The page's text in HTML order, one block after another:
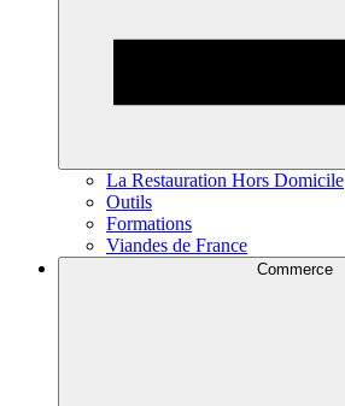
La Restauration Hors Domicile
Outils
Formations
Viandes de France
Commerce